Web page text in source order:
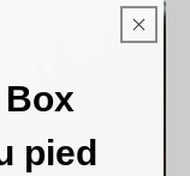
pied